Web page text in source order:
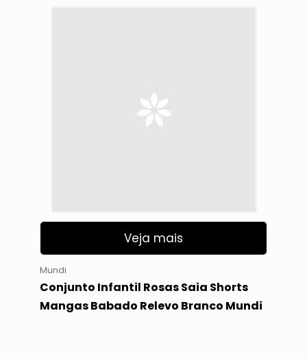
Veja mais
Mundi
Conjunto Infantil Rosas Saia Shorts
Mangas Babado Relevo Branco Mundi